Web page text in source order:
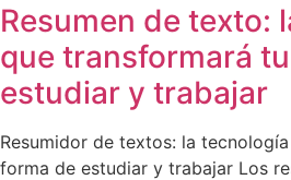
Resumen de texto:
que transformará
estudiar y trabajar
Resumidor de textos: la
forma de estudiar y trabajar Los